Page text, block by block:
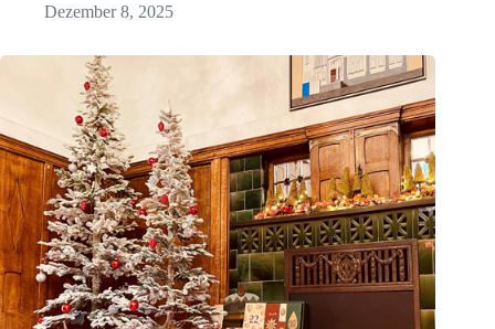
Dezember 8, 2025